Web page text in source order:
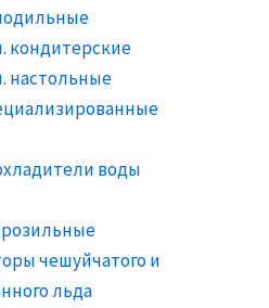
кондитерские
настольные
воды
чешуйчатого и
льда